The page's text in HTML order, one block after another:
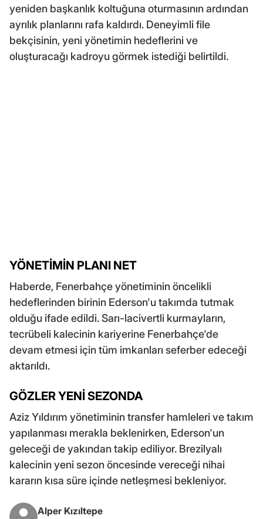
yeniden başkanlık koltuğuna oturmasının ardından
ayrılık planlarını rafa kaldırdı. Deneyimli file
bekçisinin, yeni yönetimin hedeflerini ve
oluşturacağı kadroyu görmek istediği belirtildi.
YÖNETİMİN PLANI NET
Haberde, Fenerbahçe yönetiminin öncelikli
hedeflerinden birinin Ederson'u takımda tutmak
olduğu ifade edildi. Sarı-lacivertli kurmayların,
tecrübeli kalecinin kariyerine Fenerbahçe'de
devam etmesi için tüm imkanları seferber edeceği
aktarıldı.
GÖZLER YENİ SEZONDA
Aziz Yıldırım yönetiminin transfer hamleleri ve takım
yapılanması merakla beklenirken, Ederson'un
geleceği de yakından takip ediliyor. Brezilyalı
kalecinin yeni sezon öncesinde vereceği nihai
kararın kısa süre içinde netleşmesi bekleniyor.
Alper Kızıltepe